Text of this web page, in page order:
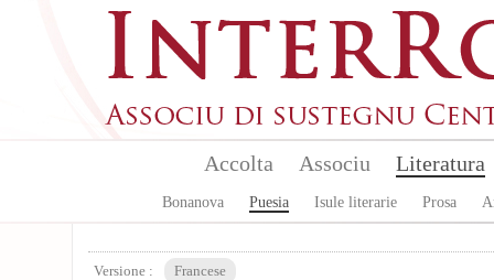
Accolta Associu Literatura
Bonanova Puesia Isule literarie Prosa
Versione : Francese